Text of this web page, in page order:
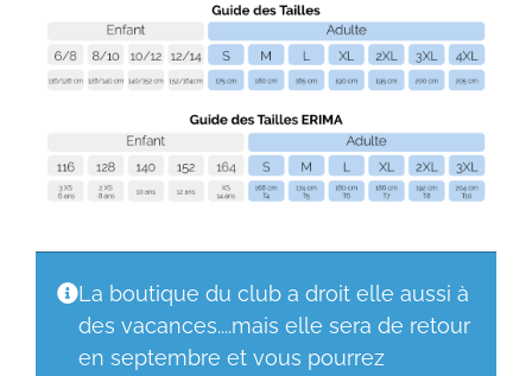
La boutique du club a droit elle aussi à
des vacances....mais elle sera de retour
en septembre et vous pourrez